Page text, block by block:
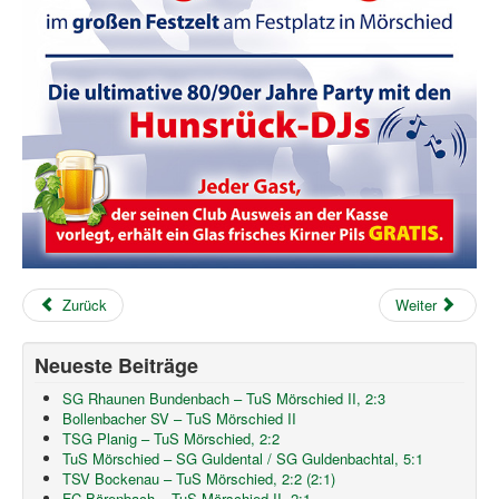
Zurück Weiter
Neueste Beiträge
SG Rhaunen Bundenbach – TuS Mörschied II, 2:3
Bollenbacher SV – TuS Mörschied II
TSG Planig – TuS Mörschied, 2:2
TuS Mörschied – SG Guldental / SG Guldenbachtal, 5:1
TSV Bockenau – TuS Mörschied, 2:2 (2:1)